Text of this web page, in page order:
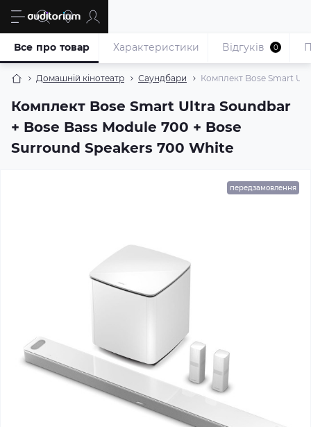
Домашній кінотеатр Саундбари Комплект Bose Smart
Комплект Bose Smart Ultra Soundbar
+ Bose Bass Module 700 + Bose
Surround Speakers 700 White
Все про товар Характеристики Відгуків 0
передзамовлення